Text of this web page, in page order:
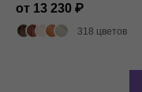
от 13 230
318 цветов